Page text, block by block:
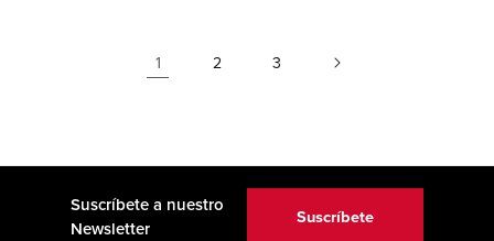
1 2 3
Suscríbete a nuestro
Newsletter
Suscríbete